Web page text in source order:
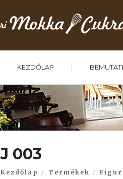
KEZDŐLAP
J 003
Kezdőlap Termékek